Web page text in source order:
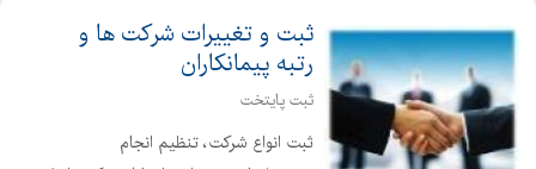
ثبت و تغییرات شرکت ها و
رتبه پیمانکاران
ثبت پایتخت
ثبت انواع شرکت، تنظیم انجام